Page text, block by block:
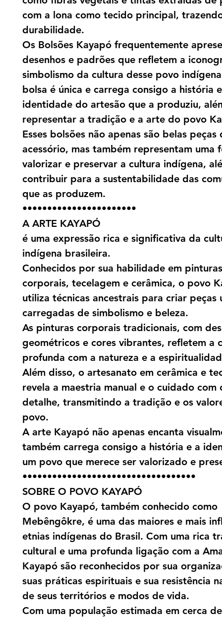
com a lona como tecido principal,
durabilidade.
Os Bolsões Kayapó frequentemente
desenhos e padrões que refletem a
simbolismo da cultura desse povo
bolsa é única e carrega consigo a história
identidade do artesão que a produziu,
representar a tradição e a arte do povo
Esses bolsões não apenas são belas peças
acessório, mas também representam uma
valorizar e preservar a cultura indígena,
contribuir para a sustentabilidade das
que as produzem.
•••••••••••••••••••••••
A ARTE KAYAPÓ
é uma expressão rica e significativa da
indígena brasileira.
Conhecidos por sua habilidade em pinturas
corporais, tecelagem e cerâmica, o povo
utiliza técnicas ancestrais para criar peças
carregadas de simbolismo e beleza.
As pinturas corporais tradicionais, com
geométricos e cores vibrantes, refletem a
profunda com a natureza e a
Além disso, o artesanato em cerâmica e
revela a maestria manual e o cuidado com
detalhe, transmitindo a tradição e os
povo.
A arte Kayapó não apenas encanta
também carrega consigo a história e a
um povo que merece ser valorizado e
•••••••••••••••••••••••••••••••••••
SOBRE O POVO KAYAPÓ
O povo Kayapó, também conhecido como
Mebêngôkre, é uma das maiores e mais
etnias indígenas do Brasil. Com uma rica
cultural e uma profunda ligação com a
Kayapó são reconhecidos por sua
suas práticas espirituais e sua resistência
de seus territórios e modos de vida.
Com uma população estimada em cerca